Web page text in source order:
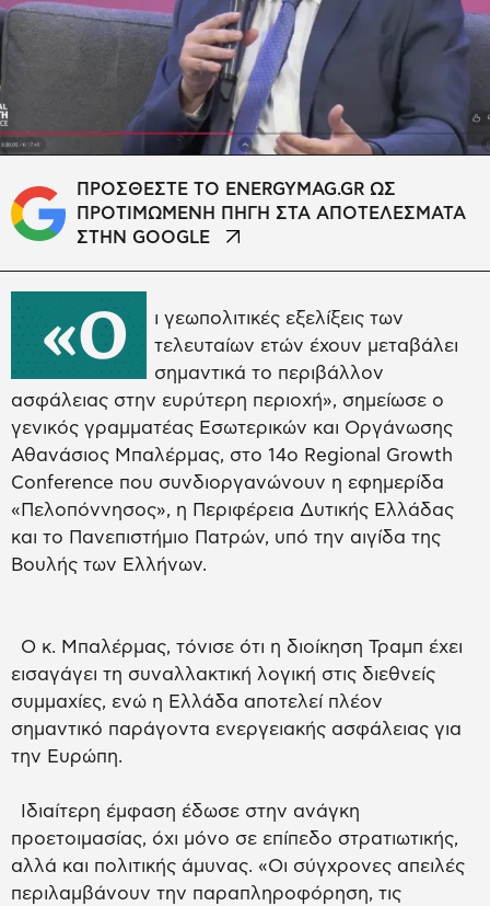
ΠΡΟΣΘΕΣΤΕ ΤΟ ENERGYMAG.GR ΩΣ
ΠΡΟΤΙΜΩΜΕΝΗ ΠΗΓΗ ΣΤΑ ΑΠΟΤΕΛΕΣΜΑΤΑ
ΣΤΗΝ GOOGLE
«Ο
ι γεωπολιτικές εξελίξεις των
τελευταίων ετών έχουν μεταβάλει
σημαντικά το περιβάλλον
ασφάλειας στην ευρύτερη περιοχή», σημείωσε ο
γενικός γραμματέας Εσωτερικών και Οργάνωσης
Αθανάσιος Μπαλέρμας, στο 14ο Regional Growth
Conference που συνδιοργανώνουν η εφημερίδα
«Πελοπόννησος», η Περιφέρεια Δυτικής Ελλάδας
και το Πανεπιστήμιο Πατρών, υπό την αιγίδα της
Βουλής των Ελλήνων.
Ο κ. Μπαλέρμας, τόνισε ότι η διοίκηση Τραμπ έχει
εισαγάγει τη συναλλακτική λογική στις διεθνείς
συμμαχίες, ενώ η Ελλάδα αποτελεί πλέον
σημαντικό παράγοντα ενεργειακής ασφάλειας για
την Ευρώπη.
Ιδιαίτερη έμφαση έδωσε στην ανάγκη
προετοιμασίας, όχι μόνο σε επίπεδο στρατιωτικής,
αλλά και πολιτικής άμυνας. «Οι σύγχρονες απειλές
περιλαμβάνουν την παραπληροφόρηση, τις